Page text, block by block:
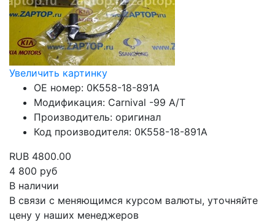
Увеличить картинку
OE номер: 0K558-18-891A
Модификация: Carnival -99 A/T
Производитель: оригинал
Код производителя: 0K558-18-891A
RUB 4800.00
4 800 руб
В наличии
В связи с меняющимся курсом валюты, уточняйте
цену у наших менеджеров